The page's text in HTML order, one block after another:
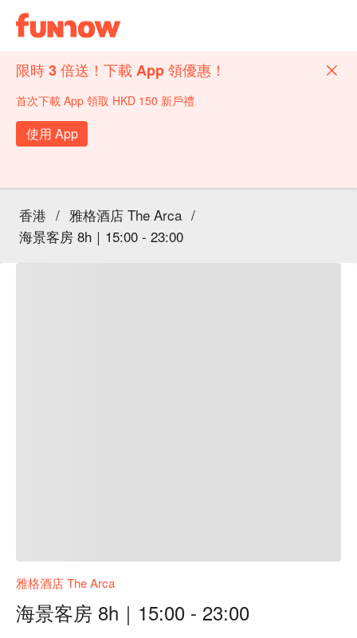
限時 3 倍送！下載 App 領優惠！
首次下載 App 領取 HKD 150 新戶禮
使用 App
香港 / 雅格酒店 The Arca /
海景客房 8h｜15:00 - 23:00
雅格酒店 The Arca
海景客房 8h｜15:00 - 23:00